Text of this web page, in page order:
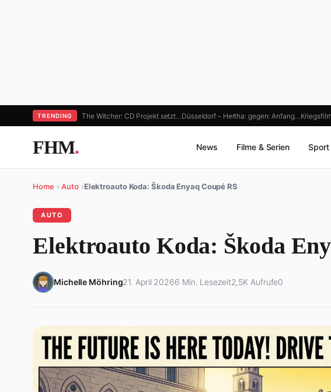
TRENDING The Witcher: CD Projekt setzt… Düsseldorf – Hertha: gegen: Anfang…
FHM. News Filme & Serien Sport
Home › Auto ›Elektroauto Koda: Škoda Enyaq Coupé RS
AUTO
Elektroauto Koda: Škoda
Michelle Möhring21. April 20266 Min. Lesezeit2,5K Aufrufe0